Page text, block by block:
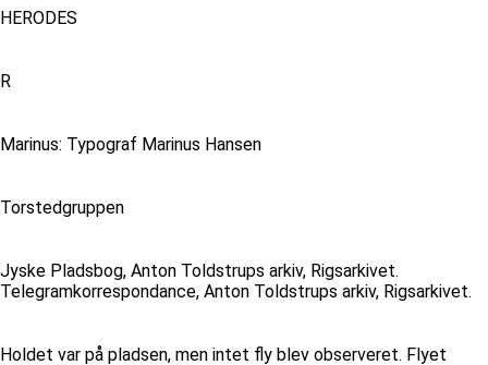
HERODES
R
Marinus: Typograf Marinus Hansen
Torstedgruppen
Jyske Pladsbog, Anton Toldstrups arkiv, Rigsarkivet.
Telegramkorrespondance, Anton Toldstrups arkiv, Rigsarkivet.
Holdet var på pladsen, men intet fly blev observeret. Flyet